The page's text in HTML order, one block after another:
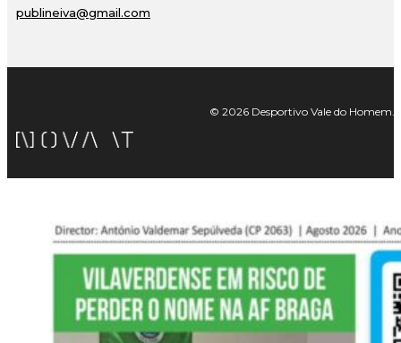
publineiva@gmail.com
© 2026 Desportivo Vale do Homem.